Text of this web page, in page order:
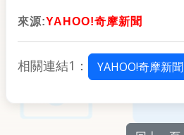
來源:YAHOO!奇摩新聞
相關連結1： YAHOO!奇摩新聞